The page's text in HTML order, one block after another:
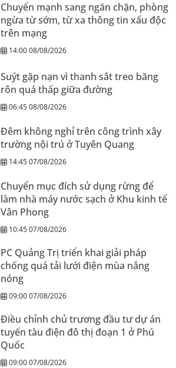
Chuyển mạnh sang ngăn chặn, phòng
ngừa từ sớm, từ xa thông tin xấu độc
trên mạng
14:00 08/08/2026
Suýt gặp nạn vì thanh sắt treo băng
rôn quá thấp giữa đường
06:45 08/08/2026
Đêm không nghỉ trên công trình xây
trường nội trú ở Tuyên Quang
14:45 07/08/2026
Chuyển mục đích sử dụng rừng để
làm nhà máy nước sạch ở Khu kinh tế
Vân Phong
10:45 07/08/2026
PC Quảng Trị triển khai giải pháp
chống quá tải lưới điện mùa nắng
nóng
09:00 07/08/2026
Điều chỉnh chủ trương đầu tư dự án
tuyến tàu điện đô thị đoạn 1 ở Phú
Quốc
09:00 07/08/2026